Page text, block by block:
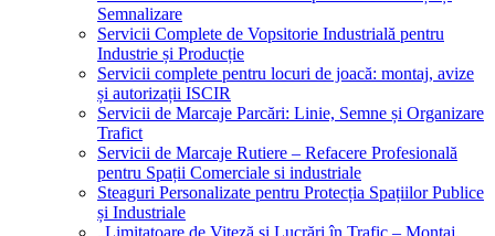
Semnalizare
Servicii Complete de Vopsitorie Industrială pentru
Industrie și Producție
Servicii complete pentru locuri de joacă: montaj, avize
și autorizații ISCIR
Servicii de Marcaje Parcări: Linie, Semne și Organizare
Trafict
Servicii de Marcaje Rutiere – Refacere Profesională
pentru Spații Comerciale si industriale
Steaguri Personalizate pentru Protecția Spațiilor Publice
și Industriale
„Limitatoare de Viteză și Lucrări în Trafic – Montaj,